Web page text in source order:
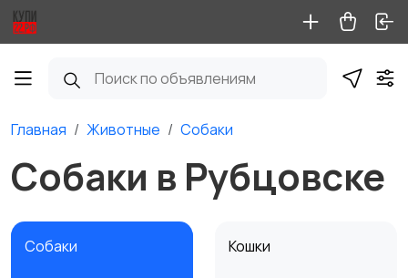
Главная Животные Собаки
Собаки в Рубцовске
Собаки Кошки